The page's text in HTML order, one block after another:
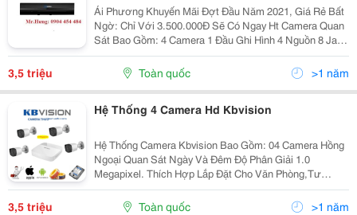
Ái Phương Khuyến Mãi Đợt Đầu Năm 2021, Giá Rẻ Bất
Ngờ: Chỉ Với 3.500.000Đ Sẽ Có Ngay Ht Camera Quan
Sát Bao Gồm: 4 Camera 1 Đầu Ghi Hình 4 Nguồn 8 Jack
Bnc 1 Ổ Cứng 500G Lắp Đặt Hoàn Toàn Miễn Phí Miễn
Phí Tên Miền Liên Hệ: 814...
3,5 triệu Toàn quốc >1 năm
Hệ Thống 4 Camera Hd Kbvision
Hệ Thống Camera Kbvision Bao Gồm: 04 Camera Hồng
Ngoại Quan Sát Ngày Và Đêm Độ Phân Giải 1.0
Megapixel. Thích Hợp Lắp Đặt Cho Văn Phòng,Tư
Gia,Khách Sạn,Cửa Hàng... 01 Đầu Ghi Hình Kts 04
Kênh Chuẩn Hdmi Giúp Khi Xem Hình Ảnh Trên Máy
3,5 triệu Toàn quốc >1 năm